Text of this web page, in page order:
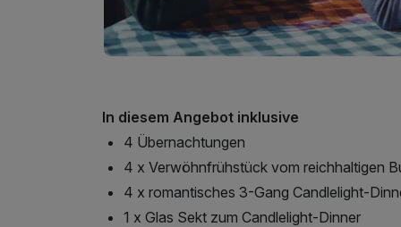
In diesem Angebot inklusive
4 Übernachtungen
4 x Verwöhnfrühstück vom reichhaltigen
4 x romantisches 3-Gang Candlelight-
1 x Glas Sekt zum Candlelight-Dinner